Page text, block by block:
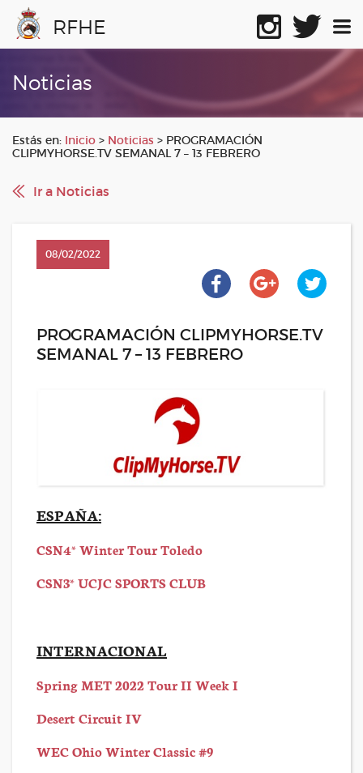
RFHE
Noticias
Estás en: Inicio > Noticias > PROGRAMACIÓN
CLIPMYHORSE.TV SEMANAL 7 – 13 FEBRERO
Ir a Noticias
08/02/2022
PROGRAMACIÓN CLIPMYHORSE.TV
SEMANAL 7 – 13 FEBRERO
ESPAÑA:
CSN4* Winter Tour Toledo
CSN3* UCJC SPORTS CLUB
INTERNACIONAL
Spring MET 2022 Tour II Week I
Desert Circuit IV
WEC Ohio Winter Classic #9